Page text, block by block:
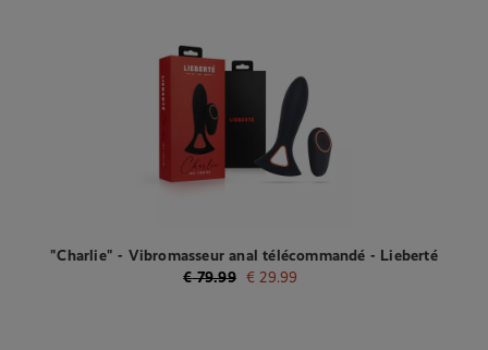
"Charlie" - Vibromasseur anal télécommandé - Lieberté
€79.99 € 29.99